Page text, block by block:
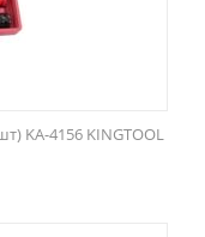
KA-4156 KINGTOOL